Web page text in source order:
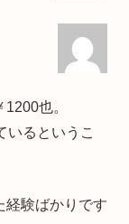
也。
いるというこ
経験ばかりです